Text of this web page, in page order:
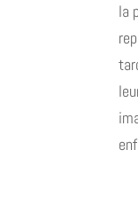
la